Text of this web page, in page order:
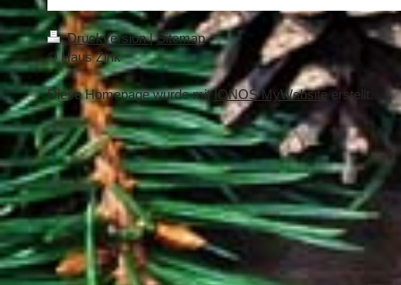
Druckversion| Sitemap
© Haus Zink
Diese Homepage wurde mitIONOS MyWebsiteerstellt.